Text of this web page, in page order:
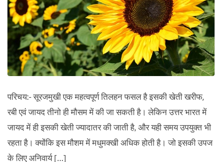
तथा
परिचय:- सूरजमुखी एक महत्वपूर्ण तिलहन फसल है इसकी खेती खरीफ,
रबी एवं जायद तीनो ही मौसम में की जा सकती है। लेकिन उत्तर भारत में
जायद में ही इसकी खेती ज्यादातर की जाती है, और यही समय उपयुक्त भी
रहता है। क्योंकि इस मौशम में मधुमक्खी अधिक होती है। जो इसकी उपज
के लिए अनिवार्य […]